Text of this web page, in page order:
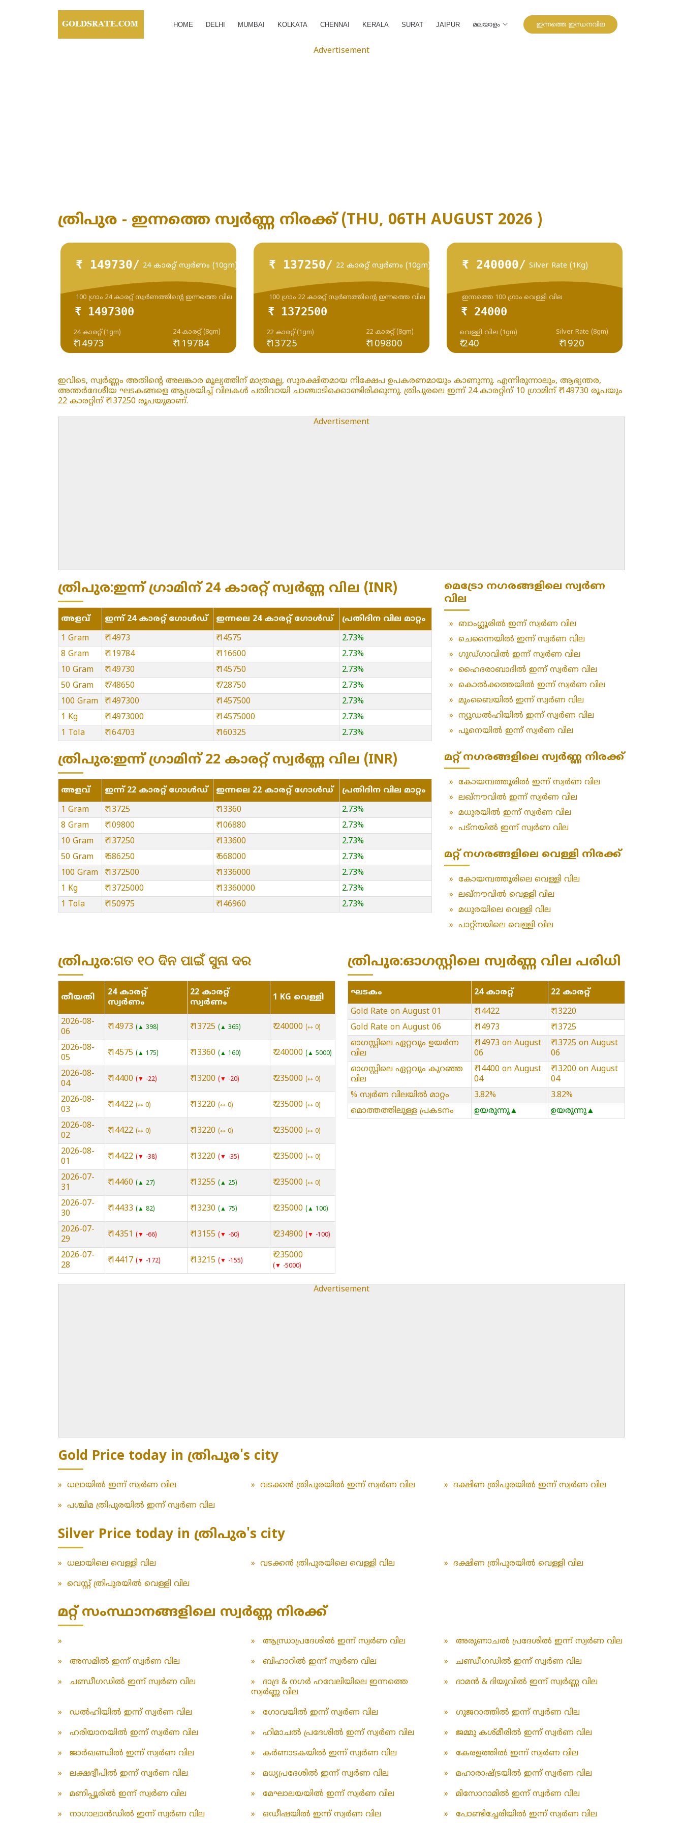
HOME DELHI MUMBAI KOLKATA CHENNAI KERALA SURAT JAIPUR മലയാളം ഇന്നത്തെ ഇന്ധനവില
Advertisement
ത്രിപുര - ഇന്നത്തെ സ്വർണ്ണ നിരക്ക് (THU, 06TH AUGUST 2026 )
₹ 149730/ 24 കാരറ്റ് സ്വർണം (10gm)
₹ 1497300
₹ 14973
24 കാരറ്റ് (1gm) 24 കാരറ്റ് (8gm)
100 ഗ്രാം 24 കാരറ്റ് സ്വർണത്തിന്റെ ഇന്നത്തെ വില
₹ 119784
₹ 137250/ 22 കാരറ്റ് സ്വർണം (10gm)
₹ 1372500
₹ 13725
22 കാരറ്റ് (1gm) 22 കാരറ്റ് (8gm)
100 ഗ്രാം 22 കാരറ്റ് സ്വർണത്തിന്റെ ഇന്നത്തെ വില
₹ 109800
₹ 240000/ Silver Rate (1Kg)
₹ 24000
₹ 240
വെള്ളി വില (1gm) Silver Rate (8gm)
ഇന്നത്തെ 100 ഗ്രാം വെള്ളി വില
₹ 1920
ഇവിടെ, സ്വർണ്ണം അതിന്റെ അലങ്കാര മൂല്യത്തിന് മാത്രമല്ല, സുരക്ഷിതമായ നിക്ഷേപ ഉപകരണമായും കാണുന്നു. എന്നിരുന്നാലും, ആഭ്യന്തര,
അന്തർദേശീയ ഘടകങ്ങളെ ആശ്രയിച്ച് വിലകൾ പതിവായി ചാഞ്ചാടിക്കൊണ്ടിരിക്കുന്നു. ത്രിപുരലെ ഇന്ന് 24 കാരറ്റിന് 10 ഗ്രാമിന് ₹ 149730 രൂപയും
22 കാരറ്റിന് ₹ 137250 രൂപയുമാണ്.
Advertisement
ത്രിപുര:ഇന്ന് ഗ്രാമിന് 24 കാരറ്റ് സ്വർണ്ണ വില (INR)
അളവ് ഇന്ന് 24 കാരറ്റ് ഗോൾഡ് ഇന്നലെ 24 കാരറ്റ് ഗോൾഡ്
പ്രതിദിന വില മാറ്റം
1 Gram
₹ 14973 ₹ 14575
2.73%
8 Gram
₹ 119784 ₹ 116600
2.73%
10 Gram
₹ 149730 ₹ 145750
2.73%
50 Gram
₹ 748650 ₹ 728750
2.73%
100 Gram
₹ 1497300 ₹ 1457500
2.73%
1 Kg
₹ 14973000 ₹ 14575000
2.73%
1 Tola
₹ 164703 ₹ 160325 2.73%
ത്രിപുര:ഇന്ന് ഗ്രാമിന് 22 കാരറ്റ് സ്വർണ്ണ വില (INR)
അളവ് ഇന്ന് 22 കാരറ്റ് ഗോൾഡ് ഇന്നലെ 22 കാരറ്റ് ഗോൾഡ്
പ്രതിദിന വില മാറ്റം
1 Gram
₹ 13725 ₹ 13360
2.73%
8 Gram
₹ 109800 ₹ 106880
2.73%
10 Gram
₹ 137250 ₹ 133600
2.73%
50 Gram
₹ 686250 ₹ 668000
2.73%
100 Gram
₹ 1372500 ₹ 1336000
2.73%
1 Kg
₹ 13725000 ₹ 13360000
2.73%
1 Tola
₹ 150975 ₹ 146960 2.73%
മെട്രോ നഗരങ്ങളിലെ സ്വർണ
വില
» ബാംഗ്ലൂരിൽ ഇന്ന് സ്വർണ വില
» ചെന്നൈയിൽ ഇന്ന് സ്വർണ വില
» ഗുഡ്ഗാവിൽ ഇന്ന് സ്വർണ വില
» ഹൈദരാബാദിൽ ഇന്ന് സ്വർണ വില
» കൊൽക്കത്തയിൽ ഇന്ന് സ്വർണ വില
» മുംബൈയിൽ ഇന്ന് സ്വർണ വില
» ന്യൂഡൽഹിയിൽ ഇന്ന് സ്വർണ വില
» പൂനെയിൽ ഇന്ന് സ്വർണ വില
മറ്റ് നഗരങ്ങളിലെ സ്വർണ്ണ നിരക്ക്
» കോയമ്പത്തൂരിൽ ഇന്ന് സ്വർണ വില
» ലഖ്‌നൗവിൽ ഇന്ന് സ്വർണ വില
» മധുരയിൽ ഇന്ന് സ്വർണ വില
» പട്‌നയിൽ ഇന്ന് സ്വർണ വില
മറ്റ് നഗരങ്ങളിലെ വെള്ളി നിരക്ക്
» കോയമ്പത്തൂരിലെ വെള്ളി വില
» ലഖ്‌നൗവിൽ വെള്ളി വില
» മധുരയിലെ വെള്ളി വില
» പാറ്റ്നയിലെ വെള്ളി വില
ത്രിപുര:ଗତ ୧୦ ଦିନ ପାଇଁ ସୁନା ଦର
തീയതി
24 കാരറ്റ്
സ്വർണം
22 കാരറ്റ്
സ്വർണം
1 KG വെള്ളി
2026-08-
06
₹ 14973 ▲ 398 ₹ 13725 ▲ 365 ₹ 240000 ⇿ 0
2026-08-
05
₹ 14575 ▲ 175 ₹ 13360 ▲ 160 ₹ 240000 ▲ 5000
2026-08-
04
₹ 14400 ▼ -22 ₹ 13200 ▼ -20 ₹ 235000 ⇿ 0
2026-08-
03
₹ 14422 ⇿ 0 ₹ 13220 ⇿ 0 ₹ 235000 ⇿ 0
2026-08-
02
₹ 14422 ⇿ 0 ₹ 13220 ⇿ 0 ₹ 235000 ⇿ 0
2026-08-
01
₹ 14422 ▼ -38 ₹ 13220 ▼ -35 ₹ 235000 ⇿ 0
2026-07-
31
₹ 14460 ▲ 27 ₹ 13255 ▲ 25 ₹ 235000 ⇿ 0
2026-07-
30
₹ 14433 ▲ 82 ₹ 13230 ▲ 75 ₹ 235000 ▲ 100
2026-07-
29
₹ 14351 ▼ -66 ₹ 13155 ▼ -60 ₹ 234900 ▼ -100
2026-07-
28
₹ 14417 ▼ -172 ₹ 13215 ▼ -155
₹ 235000
▼ -5000
ത്രിപുര:ഓഗസ്റ്റിലെ സ്വർണ്ണ വില പരിധി
ഘടകം 24 കാരറ്റ്
22 കാരറ്റ്
Gold Rate on August 01
₹ 14422
₹ 13220
Gold Rate on August 06
₹ 14973
₹ 13725
ഓഗസ്റ്റിലെ ഏറ്റവും ഉയർന്ന
വില
₹ 14973 on August
06
₹ 13725 on August
06
ഓഗസ്റ്റിലെ ഏറ്റവും കുറഞ്ഞ
വില
₹ 14400 on August
04
₹ 13200 on August
04
% സ്വർണ വിലയിൽ മാറ്റം
3.82%
3.82%
മൊത്തത്തിലുള്ള പ്രകടനം
ഉയരുന്നു▲ ഉയരുന്നു▲
Advertisement
Gold Price today in ത്രിപുര's city
» ധലായിൽ ഇന്ന് സ്വർണ വില » വടക്കൻ ത്രിപുരയിൽ ഇന്ന് സ്വർണ വില » ദക്ഷിണ ത്രിപുരയിൽ ഇന്ന് സ്വർണ വില
» പശ്ചിമ ത്രിപുരയിൽ ഇന്ന് സ്വർണ വില
Silver Price today in ത്രിപുര's city
» ധലായിലെ വെള്ളി വില » വടക്കൻ ത്രിപുരയിലെ വെള്ളി വില » ദക്ഷിണ ത്രിപുരയിൽ വെള്ളി വില
» വെസ്റ്റ് ത്രിപുരയിൽ വെള്ളി വില
മറ്റ് സംസ്ഥാനങ്ങളിലെ സ്വർണ്ണ നിരക്ക്
» » ആന്ധ്രാപ്രദേശിൽ ഇന്ന് സ്വർണ വില »
അരുണാചൽ പ്രദേശിൽ ഇന്ന് സ്വർണ വില
»
അസമിൽ ഇന്ന് സ്വർണ വില » ബിഹാറിൽ ഇന്ന് സ്വർണ വില »
ചണ്ഡീഗഡിൽ ഇന്ന് സ്വർണ വില
»
ചണ്ഡീഗഡിൽ ഇന്ന് സ്വർണ വില »
ദാദ്ര & നഗർ ഹവേലിയിലെ ഇന്നത്തെ
സ്വർണ്ണ വില
» ദാമൻ & ദിയുവിൽ ഇന്ന് സ്വർണ്ണ വില
» ഡൽഹിയിൽ ഇന്ന് സ്വർണ വില » ഗോവയിൽ ഇന്ന് സ്വർണ വില »
ഗുജറാത്തിൽ ഇന്ന് സ്വർണ വില
»
ഹരിയാനയിൽ ഇന്ന് സ്വർണ വില » ഹിമാചൽ പ്രദേശിൽ ഇന്ന് സ്വർണ വില »
ജമ്മു കശ്മീരിൽ ഇന്ന് സ്വർണ വില
»
ജാർഖണ്ഡിൽ ഇന്ന് സ്വർണ വില » കർണാടകയിൽ ഇന്ന് സ്വർണ വില »
കേരളത്തിൽ ഇന്ന് സ്വർണ വില
»
ലക്ഷദ്വീപിൽ ഇന്ന് സ്വർണ വില » മധ്യപ്രദേശിൽ ഇന്ന് സ്വർണ വില »
മഹാരാഷ്ട്രയിൽ ഇന്ന് സ്വർണ വില
»
മണിപ്പൂരിൽ ഇന്ന് സ്വർണ വില » മേഘാലയയിൽ ഇന്ന് സ്വർണ വില »
മിസോറാമിൽ ഇന്ന് സ്വർണ വില
»
നാഗാലാൻഡിൽ ഇന്ന് സ്വർണ വില » ഒഡീഷയിൽ ഇന്ന് സ്വർണ വില » പോണ്ടിച്ചേരിയിൽ ഇന്ന് സ്വർണ വില